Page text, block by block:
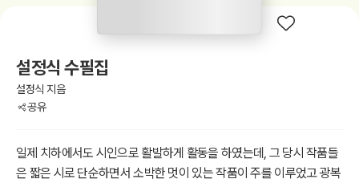
설정식 수필집
설정식 지음
공유
일제 치하에서도 시인으로 활발하게 활동을 하였는데, 그 당시 작품들
은 짧은 시로 단순하면서 소박한 멋이 있는 작품이 주를 이루었고 광복